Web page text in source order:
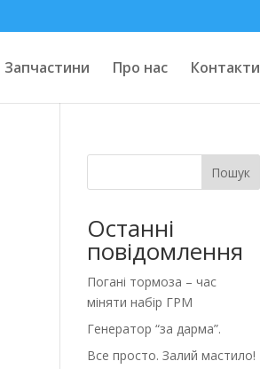
Запчастини Про нас Контакти
Пошук
Останні
повідомлення
Погані тормоза – час
міняти набір ГРМ
Генератор “за дарма”.
Все просто. Залий мастило!